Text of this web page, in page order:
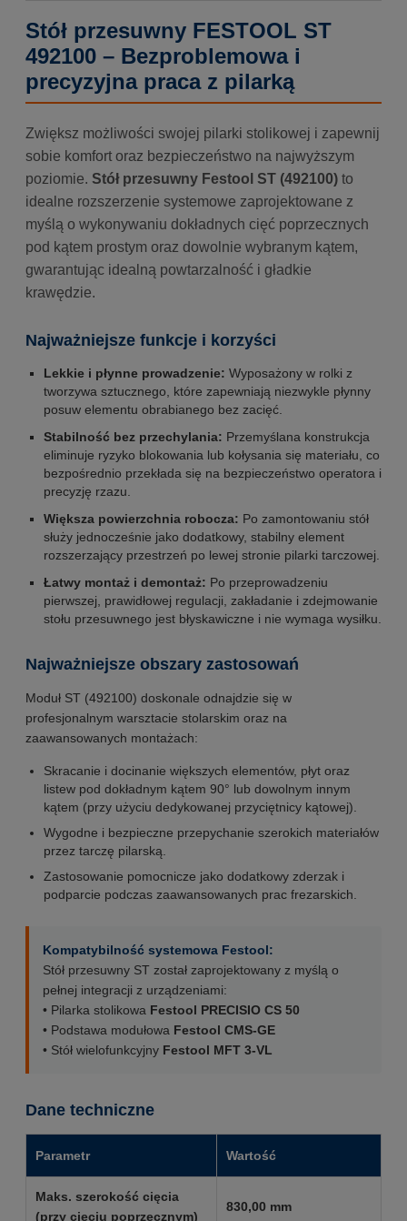
Stół przesuwny FESTOOL ST
492100 – Bezproblemowa i
precyzyjna praca z pilarką
Zwiększ możliwości swojej pilarki stolikowej i zapewnij
sobie komfort oraz bezpieczeństwo na najwyższym
poziomie. Stół przesuwny Festool ST (492100) to
idealne rozszerzenie systemowe zaprojektowane z
myślą o wykonywaniu dokładnych cięć poprzecznych
pod kątem prostym oraz dowolnie wybranym kątem,
gwarantując idealną powtarzalność i gładkie
krawędzie.
Najważniejsze funkcje i korzyści
Lekkie i płynne prowadzenie: Wyposażony w rolki z
tworzywa sztucznego, które zapewniają niezwykle płynny
posuw elementu obrabianego bez zacięć.
Stabilność bez przechylania: Przemyślana konstrukcja
eliminuje ryzyko blokowania lub kołysania się materiału, co
bezpośrednio przekłada się na bezpieczeństwo operatora i
precyzję rzazu.
Większa powierzchnia robocza: Po zamontowaniu stół
służy jednocześnie jako dodatkowy, stabilny element
rozszerzający przestrzeń po lewej stronie pilarki tarczowej.
Łatwy montaż i demontaż: Po przeprowadzeniu
pierwszej, prawidłowej regulacji, zakładanie i zdejmowanie
stołu przesuwnego jest błyskawiczne i nie wymaga wysiłku.
Najważniejsze obszary zastosowań
Moduł ST (492100) doskonale odnajdzie się w
profesjonalnym warsztacie stolarskim oraz na
zaawansowanych montażach:
Skracanie i docinanie większych elementów, płyt oraz
listew pod dokładnym kątem 90° lub dowolnym innym
kątem (przy użyciu dedykowanej przyciętnicy kątowej).
Wygodne i bezpieczne przepychanie szerokich materiałów
przez tarczę pilarską.
Zastosowanie pomocnicze jako dodatkowy zderzak i
podparcie podczas zaawansowanych prac frezarskich.
Kompatybilność systemowa Festool:
Stół przesuwny ST został zaprojektowany z myślą o
pełnej integracji z urządzeniami:
• Pilarka stolikowa Festool PRECISIO CS 50
• Podstawa modułowa Festool CMS-GE
• Stół wielofunkcyjny Festool MFT 3-VL
Dane techniczne
Parametr Wartość
Maks. szerokość cięcia
(przy cięciu poprzecznym)
830,00 mm